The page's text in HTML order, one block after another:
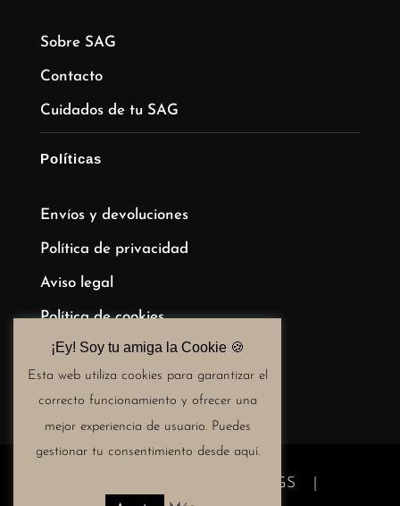
Sobre SAG
Contacto
Cuidados de tu SAG
Políticas
Envíos y devoluciones
Política de privacidad
Aviso legal
Política de cookies
Términos y condiciones de compra
Copyright © 2024 SAG · HANDBAGS |
¡Ey! Soy tu amiga la Cookie 🍪​
Esta web utiliza cookies para garantizar el
correcto funcionamiento y ofrecer una
mejor experiencia de usuario. Puedes
gestionar tu consentimiento desde aquí.